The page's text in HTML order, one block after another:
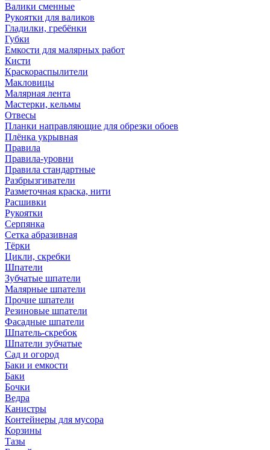
Валики сменные
Рукоятки для валиков
Гладилки, гребёнки
Губки
Емкости для малярных работ
Кисти
Краскораспылители
Макловицы
Малярная лента
Мастерки, кельмы
Отвесы
Планки направляющие для обрезки обоев
Плёнка укрывная
Правила
Правила-уровни
Правила стандартные
Разбрызгиватели
Разметочная краска, нити
Расшивки
Рукоятки
Серпянка
Сетка абразивная
Тёрки
Цикли, скребки
Шпатели
Зубчатые шпатели
Малярные шпатели
Прочие шпатели
Резиновые шпатели
Фасадные шпатели
Шпатель-скребок
Шпатели зубчатые
Сад и огород
Баки и емкости
Баки
Бочки
Ведра
Канистры
Контейнеры для мусора
Корзины
Тазы